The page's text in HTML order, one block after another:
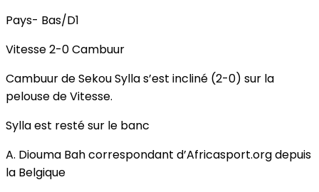
Pays- Bas/D1
Vitesse 2-0 Cambuur
Cambuur de Sekou Sylla s’est incliné (2-0) sur la
pelouse de Vitesse.
Sylla est resté sur le banc
A. Diouma Bah correspondant d’Africasport.org depuis
la Belgique